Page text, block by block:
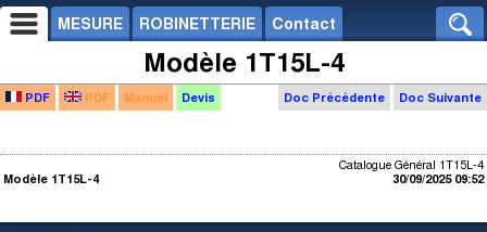
MESURE ROBINETTERIE Contact
Modèle 1T15L-4
Doc Précédente Doc Suivante
PDF PDF Manuel Devis
Catalogue Général 1T15L-4
30/09/2025 09:52
Modèle 1T15L-4